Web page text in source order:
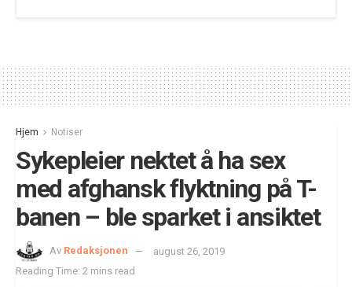
Hjem Notiser
Sykepleier nektet å ha sex
med afghansk flyktning på T-
banen – ble sparket i ansiktet
Av Redaksjonen
august 26, 2019
Reading Time: 2 mins read